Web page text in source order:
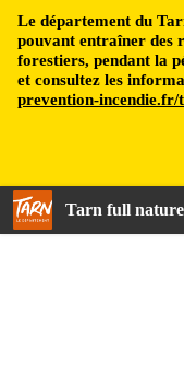
Le département du
pouvant entraîner des
forestiers, pendant la
et consultez les
prevention-
Tarn full nature